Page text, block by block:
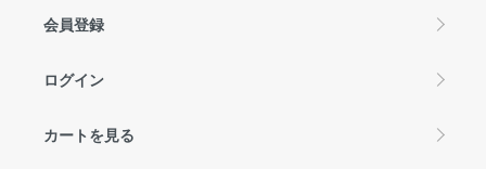
会員登録
ログイン
カートを見る